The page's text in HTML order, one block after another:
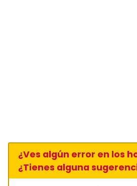
¿Ves algún error en los
¿Tienes alguna